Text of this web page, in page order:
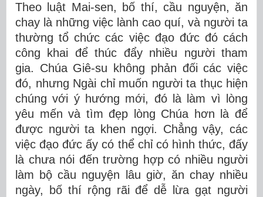
Theo luật Mai-sen, bố thí, cầu nguyện, ăn
chay là những việc lành cao quí, và người ta
thường tổ chức các việc đạo đức đó cách
công khai để thúc đẩy nhiều người tham
gia. Chúa Giê-su không phản đối các việc
đó, nhưng Ngài chỉ muốn người ta thục hiện
chúng với ý hướng mới, đó là làm vì lòng
yêu mến và tìm đẹp lòng Chúa hơn là để
được người ta khen ngợi. Chẳng vậy, các
việc đạo đức ấy có thể chỉ có hình thức, đấy
là chưa nói đến trường hợp có nhiều người
làm bộ cầu nguyện lâu giờ, ăn chay nhiều
ngày, bố thí rộng rãi để dễ lừa gạt người